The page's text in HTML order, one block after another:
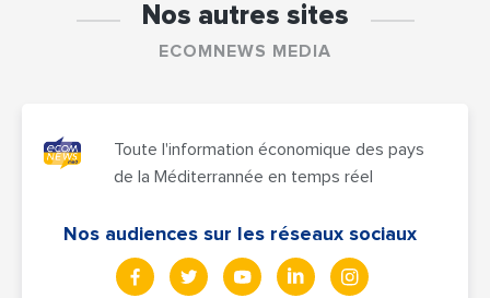
Nos autres sites
ECOMNEWS MEDIA
Toute l'information économique des pays
de la Méditerrannée en temps réel
Nos audiences sur les réseaux sociaux